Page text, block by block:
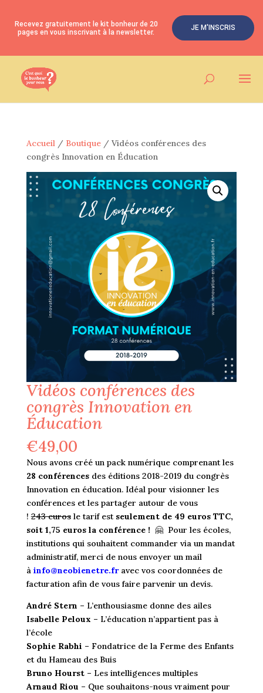
Accueil/ Boutique/ Vidéos conférences des
congrès Innovation en Éducation
Vidéos conférences des
congrès Innovation en
Éducation
€49,00
Nous avons créé un pack numérique comprenant les
28 conférencesdes éditions 2018-2019 du congrès
Innovation en éducation. Idéal pour visionner les
conférences et les partager autour de vous
!243 eurosle tarif est seulement de 49 euros TTC,
soit 1,75 euros la conférence ! 🤗 Pour les écoles,
institutions qui souhaitent commander via un mandat
administratif, merci de nous envoyer un mail
à info@neobienetre.fravec vos coordonnées de
facturation afin de vous faire parvenir un devis.
André Stern – L’enthousiasme donne des ailes
Isabelle Peloux – L’éducation n’appartient pas à
l’école
Sophie Rabhi – Fondatrice de la Ferme des Enfants
et du Hameau des Buis
Bruno Hourst – Les intelligences multiples
Arnaud Riou – Que souhaitons-nous vraiment pour
Recevez gratuitement le kit bonheur de 20
pages en vous inscrivant à la newsletter.
JE M'INSCRIS